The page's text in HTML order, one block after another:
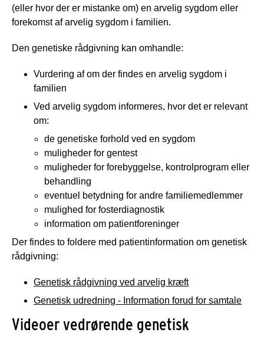
(eller hvor der er mistanke om) en arvelig sygdom eller
forekomst af arvelig sygdom i familien.
Den genetiske rådgivning kan omhandle:
Vurdering af om der findes en arvelig sygdom i
familien
Ved arvelig sygdom informeres, hvor det er relevant
om:
de genetiske forhold ved en sygdom
muligheder for gentest
muligheder for forebyggelse, kontrolprogram eller
behandling
eventuel betydning for andre familiemedlemmer
mulighed for fosterdiagnostik
information om patientforeninger
Der findes to foldere med patientinformation om genetisk
rådgivning:
Genetisk rådgivning ved arvelig kræft
Genetisk udredning - Information forud for samtale
Videoer vedrørende genetisk